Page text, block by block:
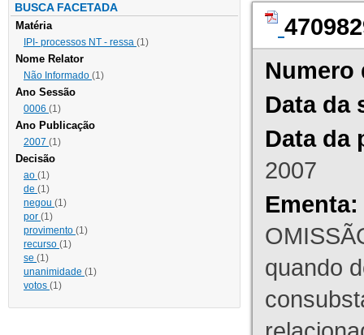
BUSCA FACETADA
Matéria
IPI- processos NT - ressa (1)
Nome Relator
Não Informado (1)
Ano Sessão
0006 (1)
Ano Publicação
2007 (1)
Decisão
ao (1)
de (1)
negou (1)
por (1)
provimento (1)
recurso (1)
se (1)
unanimidade (1)
votos (1)
Numero
Data da
Data da
2007
Ementa:
quando